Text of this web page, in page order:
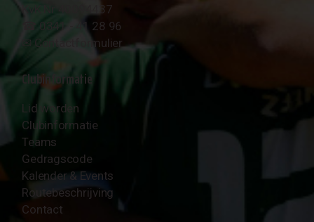
KvK Nr 40094437
☎︎ 0341 - 41 28 96
✉︎ Contactformulier
Clubinformatie
Lid worden
Clubinformatie
Teams
Gedragscode
Kalender & Events
Routebeschrijving
Contact